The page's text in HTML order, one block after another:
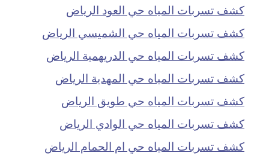
كشف تسربات المياه حي العود الرياض
كشف تسربات المياه حي الشميسي الرياض
كشف تسربات المياه حي الدريهمية الرياض
كشف تسربات المياه حي المهدية الرياض
كشف تسربات المياه حي طويق الرياض
كشف تسربات المياه حي الوادي الرياض
كشف تسربات المياه حي ام الحمام الرياض